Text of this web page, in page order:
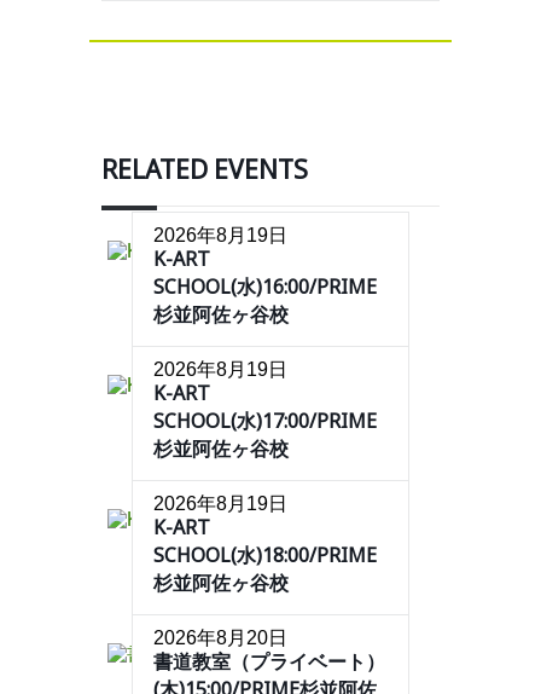
RELATED EVENTS
2026年8月19日
K-ART
SCHOOL(水)16:00/PRIME
杉並阿佐ヶ谷校
2026年8月19日
K-ART
SCHOOL(水)17:00/PRIME
杉並阿佐ヶ谷校
2026年8月19日
K-ART
SCHOOL(水)18:00/PRIME
杉並阿佐ヶ谷校
2026年8月20日
書道教室（プライベート）